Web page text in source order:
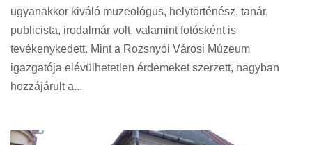
ugyanakkor kiváló muzeológus, helytörténész, tanár,
publicista, irodalmár volt, valamint fotósként is
tevékenykedett. Mint a Rozsnyói Városi Múzeum
igazgatója elévülhetetlen érdemeket szerzett, nagyban
hozzájárult a...